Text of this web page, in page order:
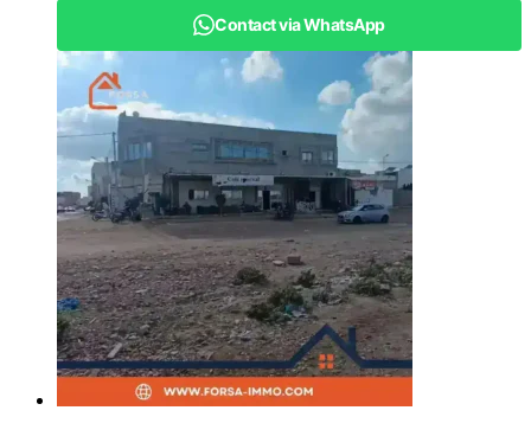
Contact via WhatsApp